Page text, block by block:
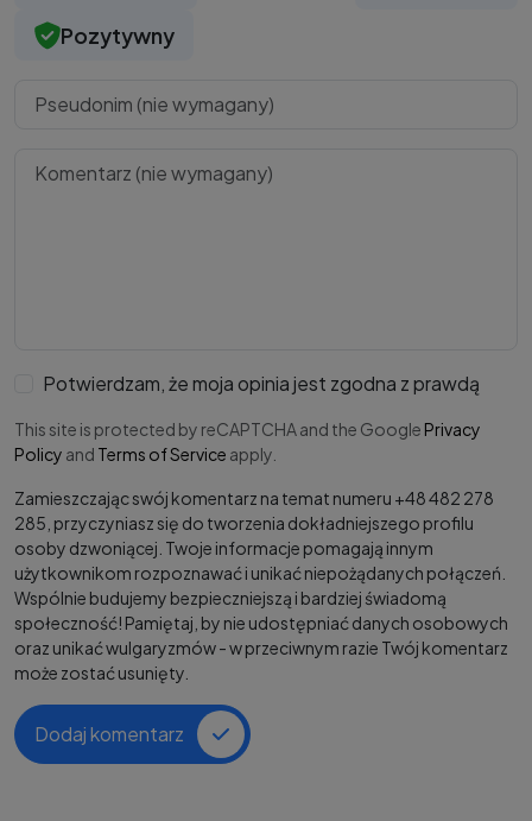
Pozytywny
Potwierdzam, że moja opinia jest zgodna z prawdą
This site is protected by reCAPTCHA and the Google Privacy
Policy and Terms of Service apply.
Zamieszczając swój komentarz na temat numeru +48 482 278
285, przyczyniasz się do tworzenia dokładniejszego profilu
osoby dzwoniącej. Twoje informacje pomagają innym
użytkownikom rozpoznawać i unikać niepożądanych połączeń.
Wspólnie budujemy bezpieczniejszą i bardziej świadomą
społeczność! Pamiętaj, by nie udostępniać danych osobowych
oraz unikać wulgaryzmów - w przeciwnym razie Twój komentarz
może zostać usunięty.
Dodaj komentarz